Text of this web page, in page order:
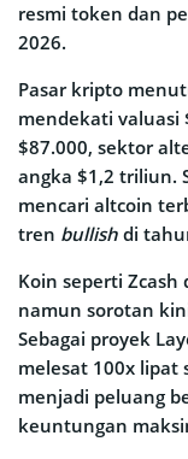
resmi token dan
2026.
Pasar kripto
mendekati valuasi
$87.000, sektor
angka $1,2 triliun.
mencari altcoin
tren bullish di
Koin seperti
namun sorotan
Sebagai proyek
melesat 100x lipat
menjadi peluang
keuntungan